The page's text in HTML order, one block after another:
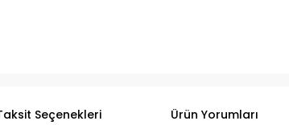
Seçenekleri Ürün Yorumları